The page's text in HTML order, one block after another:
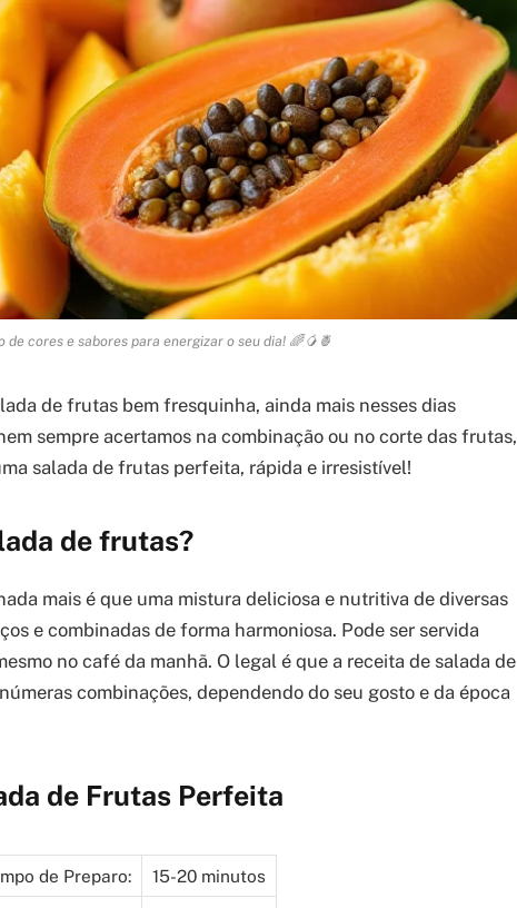
de cores e sabores para energizar o seu dia! 🌈🥭🍍
de frutas bem fresquinha, ainda mais nesses dias
sempre acertamos na combinação ou no corte das frutas,
salada de frutas perfeita, rápida e irresistível!
de frutas?
mais é que uma mistura deliciosa e nutritiva de diversas
e combinadas de forma harmoniosa. Pode ser servida
no café da manhã. O legal é que a receita de salada de
combinações, dependendo do seu gosto e da época
de Frutas Perfeita
de Preparo: 15-20 minutos